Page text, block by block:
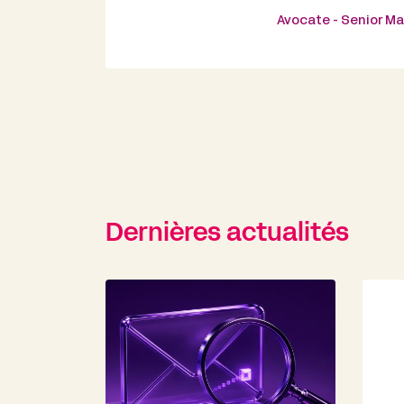
Avocate - Senior
Dernières actualités